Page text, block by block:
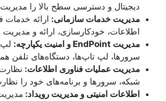
دیجیتال و دسترسی سطح بالا را
مدیریت خدمات سازمانی: ارائه خدمات
اطلاعات، خودکارسازی، ارائه و
مدیریت EndPoint و امنیت یکپارچه: لپ
سرورها، لپ تاپ‌ها، دستگاه‌های تلفن
مدیریت عملیات فناوری اطلاعات:
شبکه، سرورها و برنامه‌های خود را
اطلاعات امنیتی و مدیریت رویداد: